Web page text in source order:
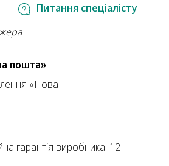
Питання спеціалісту
пошта»
«Нова
гарантія виробника: 12